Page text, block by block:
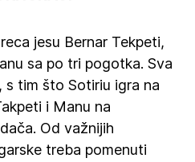
jesu Bernar Tekpeti,
sa po tri pogotka. Sva
s tim što Sotiriu igra na
i Manu na
Od važnijih
treba pomenuti